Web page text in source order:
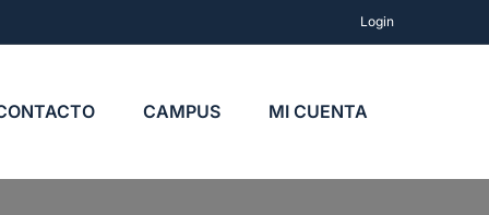
Login
CAMPUS MI CUENTA